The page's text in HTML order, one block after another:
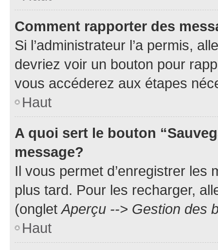
Comment rapporter des
Si l’administrateur l’a permis,
devriez voir un bouton pour
vous accéderez aux étapes
Haut
A quoi sert le bouton
message?
Il vous permet d’enregistrer
plus tard. Pour les recharger,
(ongletAperçu --> Gestion des
Haut